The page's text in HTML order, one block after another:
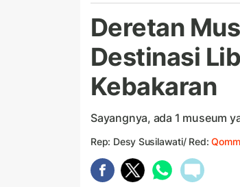
Deretan
Destinasi
Kebakaran
Sayangnya, ada 1 museum
Rep: Desy Susilawati/ Red: